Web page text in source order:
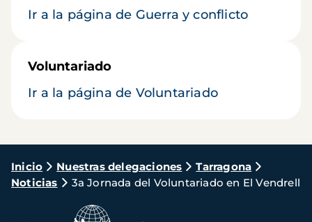
Ir a la página de Guerra y conflicto
Voluntariado
Ir a la página de Voluntariado
Ruta
de
navegación
Inicio Nuestras delegaciones
Tarragona
Noticias
3a Jornada del Voluntariado en El Vendrell